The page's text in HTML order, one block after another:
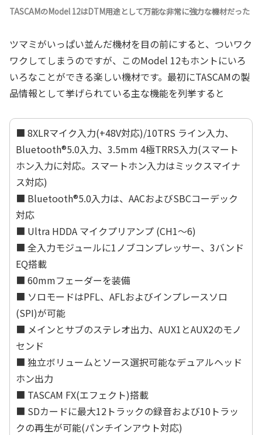
TASCAMのModel 12はDTM用途として万能な非常に強力な機材だった
ツマミがいっぱい並んだ機材を目の前にすると、ついワク
ワクしてしまうのですが、このModel 12もホントにいろ
いろなことができる楽しい機材です。最初にTASCAMの製
品情報として挙げられている主な機能を列挙すると
■ 8XLRマイク入力(+48V対応)/10TRS ライン入力、
Bluetooth®5.0入力、3.5mm 4極TRRS入力(スマート
ホン入力に対応。スマートホン入力はミックスマイナ
ス対応)
■ Bluetooth®5.0入力は、AACおよびSBCコーデック
対応
■ Ultra HDDA マイクプリアンプ (CH1～6)
■ 全入力モジュールに1ノブコンプレッサー、3バンド
EQ搭載
■ 60mmフェーダーを装備
■ ソロモードはPFL、AFLおよびインプレースソロ
(SPI)が可能
■ メインとサブのステレオ出力、AUX1とAUX2のモノ
センド
■ 独立ボリュームとソース選択可能なデュアルヘッド
ホン出力
■ TASCAM FX(エフェクト)搭載
■ SDカードに最大12トラックの録音および10トラッ
クの再生が可能(パンチインアウト対応)